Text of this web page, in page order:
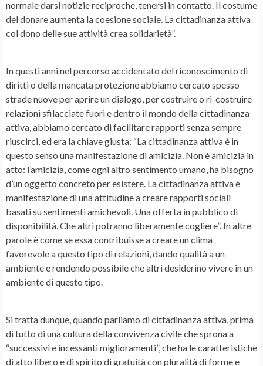
normale darsi notizie reciproche, tenersi in contatto. Il costume
del donare aumenta la coesione sociale. La cittadinanza attiva
col dono delle sue attività crea solidarietà”.
In questi anni nel percorso accidentato del riconoscimento di
diritti o della mancata protezione abbiamo cercato spesso
strade nuove per aprire un dialogo, per costruire o ri-costruire
relazioni sfilacciate fuori e dentro il mondo della cittadinanza
attiva, abbiamo cercato di facilitare rapporti senza sempre
riuscirci, ed era la chiave giusta: “La cittadinanza attiva è in
questo senso una manifestazione di amicizia. Non è amicizia in
atto: l’amicizia, come ogni altro sentimento umano, ha bisogno
d’un oggetto concreto per esistere. La cittadinanza attiva è
manifestazione di una attitudine a creare rapporti sociali
basati su sentimenti amichevoli. Una offerta in pubblico di
disponibilità. Che altri potranno liberamente cogliere”. In altre
parole è come se essa contribuisse a creare un clima
favorevole a questo tipo di relazioni, dando qualità a un
ambiente e rendendo possibile che altri desiderino vivere in un
ambiente di questo tipo.
Si tratta dunque, quando parliamo di cittadinanza attiva, prima
di tutto di una cultura della convivenza civile che sprona a
“successivi e incessanti miglioramenti”, che ha le caratteristiche
di atto libero e di spirito di gratuità con pluralità di forme e